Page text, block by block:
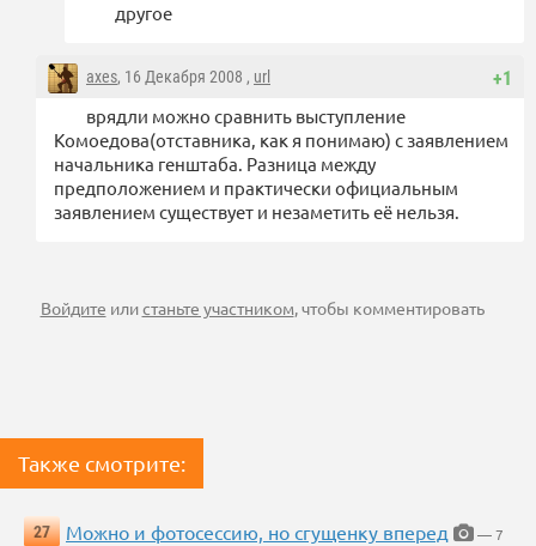
другое
+1
axes, 16 Декабря 2008 , url
врядли можно сравнить выступление
Комоедова(отставника, как я понимаю) с заявлением
начальника генштаба. Разница между
предположением и практически официальным
заявлением существует и незаметить её нельзя.
Войдите илистаньте участником, чтобы комментировать
Также смотрите:
27 Можно и фотосессию, но сгущенку вперед
— 7